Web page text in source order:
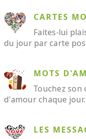
CARTES
Faites-lui
du jour par carte
MOTS
Touchez son
d'amour chaque jour.
LES